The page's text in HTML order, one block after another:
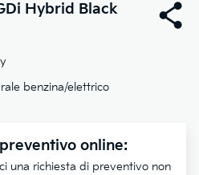
Hybrid Black
benzina/elettrico
online:
una richiesta di preventivo non